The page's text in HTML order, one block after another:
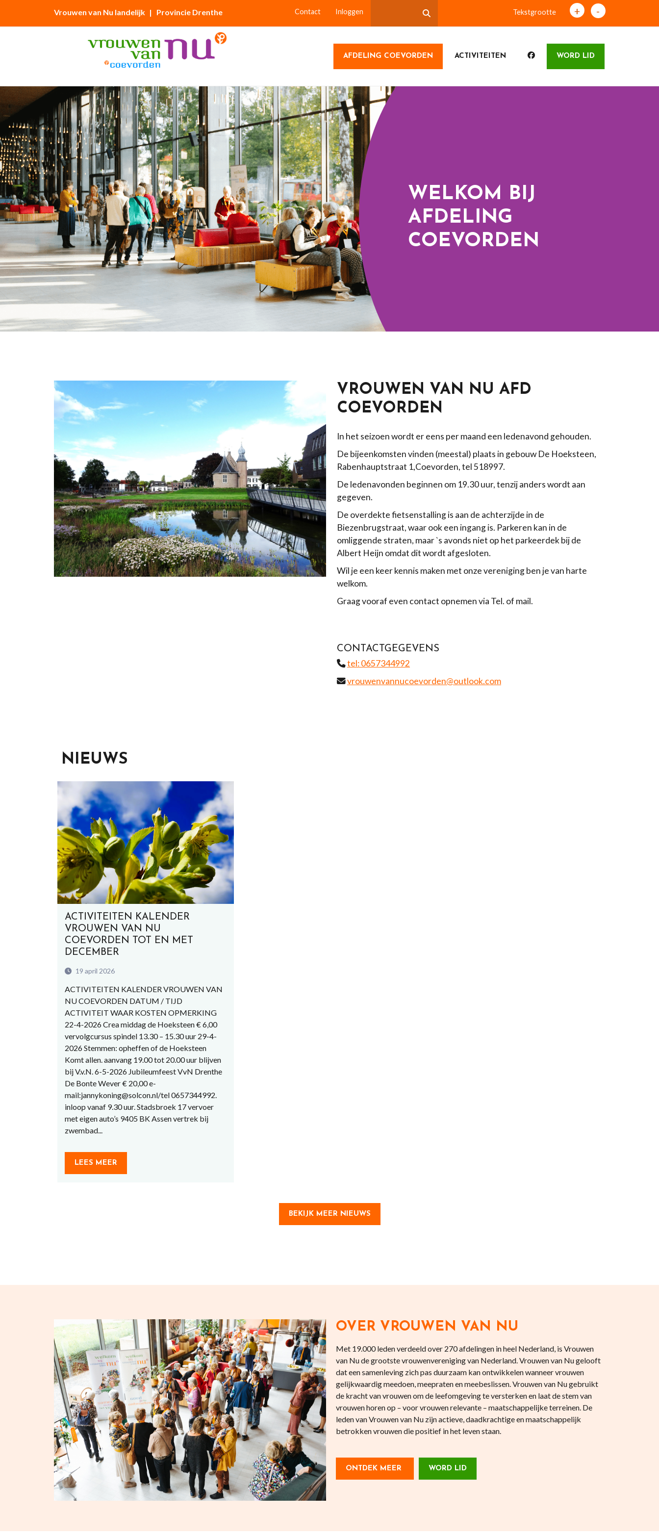
Vrouwen van Nu landelijk | Provincie Drenthe Contact Inloggen Tekstgrootte + -
AFDELING COEVORDEN ACTIVITEITEN WORD LID
WELKOM BIJ
AFDELING
COEVORDEN
VROUWEN VAN NU AFD
COEVORDEN
In het seizoen wordt er eens per maand een ledenavond gehouden.
De bijeenkomsten vinden (meestal) plaats in gebouw De Hoeksteen,
Rabenhauptstraat 1,Coevorden, tel 518997.
De ledenavonden beginnen om 19.30 uur, tenzij anders wordt aan
gegeven.
De overdekte fietsenstalling is aan de achterzijde in de
Biezenbrugstraat, waar ook een ingang is. Parkeren kan in de
omliggende straten, maar `s avonds niet op het parkeerdek bij de
Albert Heijn omdat dit wordt afgesloten.
Wil je een keer kennis maken met onze vereniging ben je van harte
welkom.
Graag vooraf even contact opnemen via Tel. of mail.
CONTACTGEGEVENS
tel: 0657344992
vrouwenvannucoevorden@outlook.com
NIEUWS
ACTIVITEITEN KALENDER
VROUWEN VAN NU
COEVORDEN TOT EN MET
DECEMBER
19 april 2026
ACTIVITEITEN KALENDER VROUWEN VAN
NU COEVORDEN DATUM / TIJD
ACTIVITEIT WAAR KOSTEN OPMERKING
22-4-2026 Crea middag de Hoeksteen € 6,00
vervolgcursus spindel 13.30 – 15.30 uur 29-4-
2026 Stemmen: opheffen of de Hoeksteen
Komt allen. aanvang 19.00 tot 20.00 uur blijven
bij V.v.N. 6-5-2026 Jubileumfeest VvN Drenthe
De Bonte Wever € 20,00 e-
mail:jannykoning@solcon.nl/tel 0657344992.
inloop vanaf 9.30 uur. Stadsbroek 17 vervoer
met eigen auto’s 9405 BK Assen vertrek bij
zwembad...
LEES MEER
BEKIJK MEER NIEUWS
OVER VROUWEN VAN NU
Met 19.000 leden verdeeld over 270 afdelingen in heel Nederland, is Vrouwen
van Nu de grootste vrouwenvereniging van Nederland. Vrouwen van Nu gelooft
dat een samenleving zich pas duurzaam kan ontwikkelen wanneer vrouwen
gelijkwaardig meedoen, meepraten en meebeslissen. Vrouwen van Nu gebruikt
de kracht van vrouwen om de leefomgeving te versterken en laat de stem van
vrouwen horen op – voor vrouwen relevante – maatschappelijke terreinen. De
leden van Vrouwen van Nu zijn actieve, daadkrachtige en maatschappelijk
betrokken vrouwen die positief in het leven staan.
ONTDEK MEER WORD LID